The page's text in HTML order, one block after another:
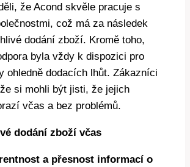
že Acond skvěle pracuje s
což má za následek
dodání zboží. Kromě toho,
byla vždy k dispozici pro
ohledně dodacích lhůt. Zákazníci
si mohli být jisti, že jejich
včas a bez problémů.
dodání zboží včas
a přesnost informací o